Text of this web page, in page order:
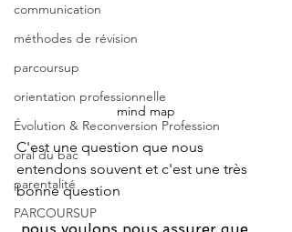
communication
méthodes de révision
parcoursup
orientation professionnelle
Évolution & Reconversion Profession
oral du bac
parentalité
PARCOURSUP
mind map
C'est une question que nous
entendons souvent et c'est une très
bonne question